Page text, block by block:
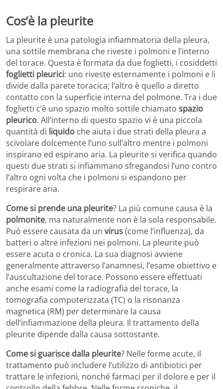
Cos’è la pleurite
La pleurite è una patologia infiammatoria della pleura,
una sottile membrana che riveste i polmoni e l’interno
del torace. Questa è formata da due foglietti, i cosiddetti
foglietti pleurici: uno riveste esternamente i polmoni e li
divide dalla parete toracica; l’altro è quello a diretto
contatto con la superficie interna del polmone. Tra i due
foglietti c’è uno spazio molto sottile chiamato spazio
pleurico. All’interno di questo spazio vi è una piccola
quantità di liquido che aiuta i due strati della pleura a
scivolare dolcemente l’uno sull’altro mentre i polmoni
inspirano ed espirano aria. La pleurite si verifica quando
questi due strati si infiammano sfregandosi l’uno contro
l’altro ogni volta che i polmoni si espandono per
respirare aria.
Come si prende una pleurite? La più comune causa è la
polmonite, ma naturalmente non è la sola responsabile.
Può essere causata da un virus(come l’influenza), da
batteri o altre infezioni nei polmoni. La pleurite può
essere acuta o cronica. La sua diagnosi avviene
generalmente attraverso l’anamnesi, l’esame obiettivo e
l’auscultazione del torace. Possono essere effettuati
anche esami come la radiografia del torace, la
tomografia computerizzata (TC) o la risonanza
magnetica (RM) per determinare la causa
dell’infiammazione della pleura. Il trattamento della
pleurite dipende dalla causa sottostante.
Come si guarisce dalla pleurite? Nelle forme acute, il
trattamento può includere l’utilizzo di antibiotici per
trattare le infezioni, nonché farmaci per il dolore e per il